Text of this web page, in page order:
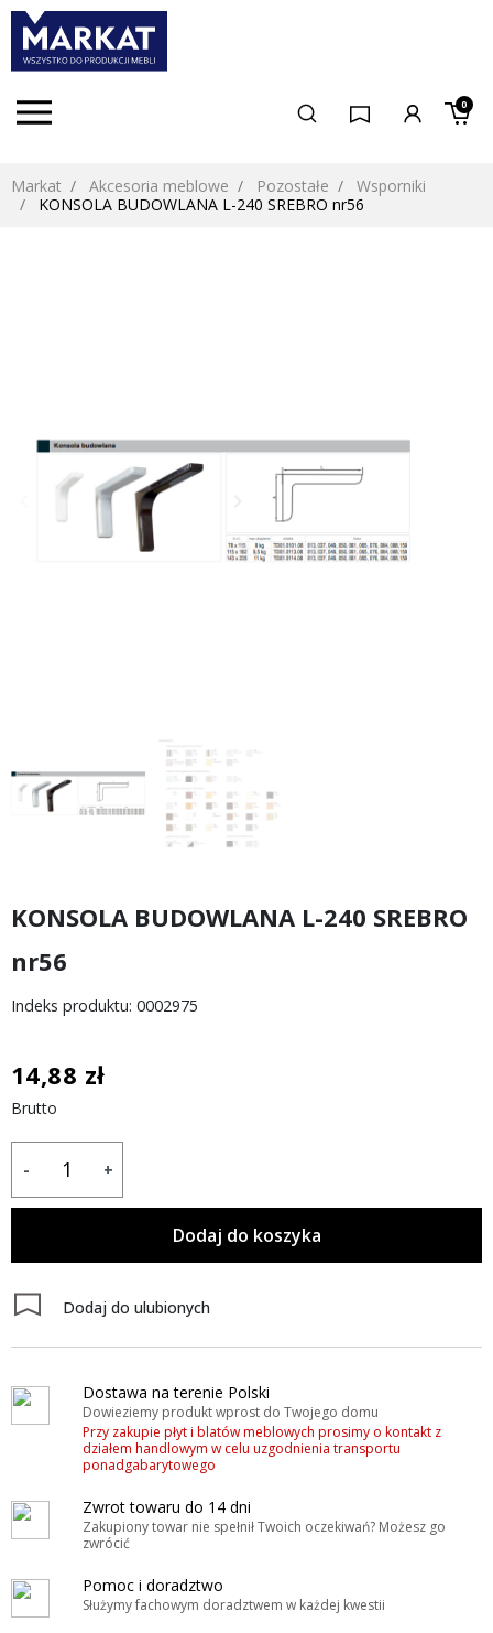
0
Markat Akcesoria meblowe Pozostałe
Wsporniki
KONSOLA BUDOWLANA L-240 SREBRO nr56
Następny
KONSOLA BUDOWLANA L-240 SREBRO
nr56
Indeks produktu: 0002975
14,88 zł
Brutto
- +
Dodaj do koszyka
Dodaj do ulubionych
Dostawa na terenie Polski
Dowieziemy produkt wprost do Twojego domu
Przy zakupie płyt i blatów meblowych prosimy o kontakt z
działem handlowym w celu uzgodnienia transportu
ponadgabarytowego
Zwrot towaru do 14 dni
Zakupiony towar nie spełnił Twoich oczekiwań? Możesz go
zwrócić
Pomoc i doradztwo
Służymy fachowym doradztwem w każdej kwestii